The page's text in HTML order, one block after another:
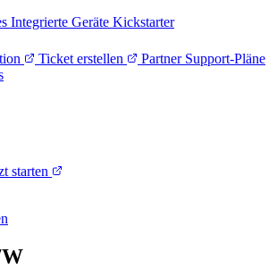
Integrierte Geräte Kickstarter
Ticket erstellen Partner Support-Pläne
starten